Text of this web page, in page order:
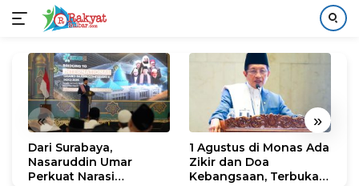
konten
« »
Dari Surabaya,
Nasaruddin Umar
Perkuat Narasi
1 Agustus di Monas Ada
Zikir dan Doa
Kebangsaan, Terbuka